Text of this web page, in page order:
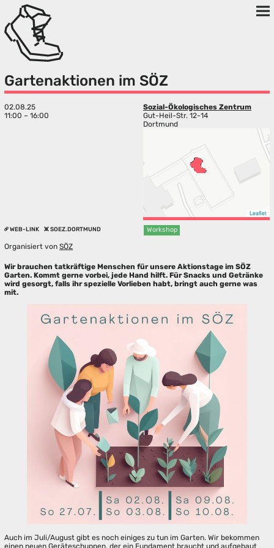
Gartenaktionen im SÖZ
02.08.25
11:00 – 16:00
Sozial-Ökologisches Zentrum
Gut-Heil-Str. 12-14
Dortmund
Leaflet
WEB-LINK SOEZ.DORTMUND Workshop
Organisiert vonSÖZ
Wir brauchen tatkräftige Menschen für unsere Aktionstage im SÖZ
Garten. Kommt gerne vorbei, jede Hand hilft. Für Snacks und Getränke
wird gesorgt, falls ihr spezielle Vorlieben habt, bringt auch gerne was
mit.
Auch im Juli/August gibt es noch einiges zu tun im Garten. Wir bekommen
einen neuen Geräteschuppen, der ein Fundament braucht und aufgebaut